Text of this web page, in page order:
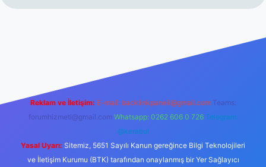
Reklam ve İletişim: E-mail: backlinkpaneli@gmail.com Teams:
forumhizmeti@gmail.com Whatsapp: 0262 606 0 726 Telegram:
@karabul
Yasal Uyarı: Sitemiz, 5651 Sayılı Kanun gereğince Bilgi Teknolojileri
ve İletişim Kurumu (BTK) tarafından onaylanmış bir Yer Sağlayıcı